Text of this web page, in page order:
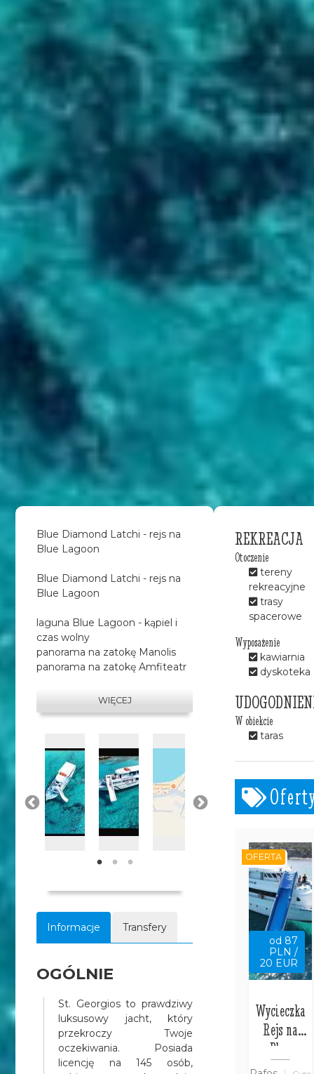
Blue Diamond Latchi - rejs na
Blue Lagoon
Blue Diamond Latchi - rejs na
Blue Lagoon
laguna Blue Lagoon - kąpiel i
czas wolny
panorama na zatokę Manolis
panorama na zatokę Amfiteatr
panorama na Narodowy Park
Akamas
panorama na wyspę św.
Jerzego
panorama na zatokę Plaji
panorama na wyspę Chamilii
WIĘCEJ
Informacje Transfery
OGÓLNIE
St. Georgios to prawdziwy
luksusowy jacht, który
przekroczy Twoje
oczekiwania. Posiada
licencję na 145 osób,
REKREACJA
Otoczenie
tereny
rekreacyjne
trasy
spacerowe
Wyposażenie
kawiarnia
dyskoteka
W obiekcie
taras
od 87
PLN /
20 EUR
Wycieczka
Rejs na
Blue
Lagoon z
OFERTA